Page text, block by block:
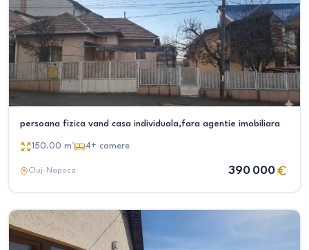
persoana fizica vand casa individuala,fara agentie imobiliara
150.00 m² 4+ camere
Cluj-Napoca 390 000